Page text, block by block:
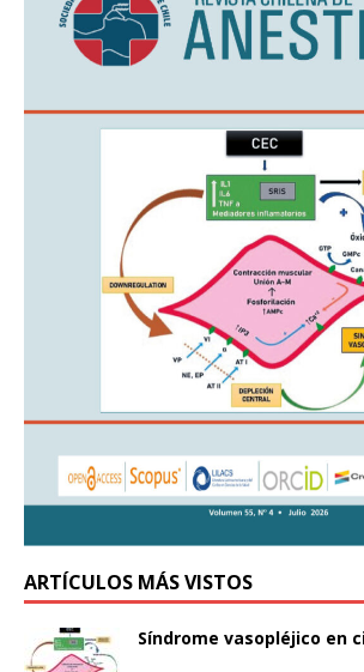
ARTÍCULOS MÁS VISTOS
Síndrome vasopléjico en